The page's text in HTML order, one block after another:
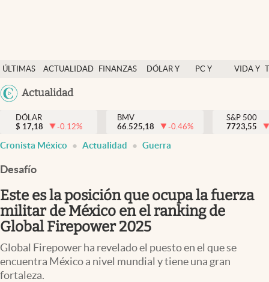
ÚLTIMAS
NOTICIAS
ACTUALIDAD
FINANZAS
DÓLAR Y
PC Y
VIDA Y
México
Actualidad
Actualidad
Finanzas y economía
Dólar y mercados
Pc y celular
Vida y estilo
Tv
Clima
DÓLAR
$ 17,18 -0.12%
BMV
66.525,18
-0.46%
S&P 500
7723,55
Cronista México Actualidad Guerra
Desafío
Este es la posición que ocupa la fuerza
militar de México en el ranking de
Global Firepower 2025
Global Firepower ha revelado el puesto en el que se
encuentra México a nivel mundial y tiene una gran
fortaleza.